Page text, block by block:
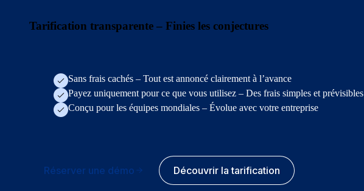
Tarification transparente – Finies les conjectures
Sans frais cachés – Tout est annoncé clairement à l’avance
Payez uniquement pour ce que vous utilisez – Des frais simples et prévisibles
Conçu pour les équipes mondiales – Évolue avec votre entreprise
Réserver une démo Découvrir la tarification